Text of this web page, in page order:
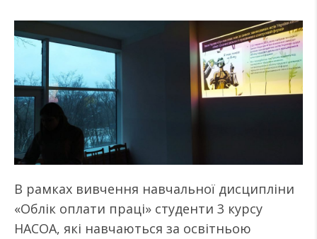
В рамках вивчення навчальної дисципліни
«Облік оплати праці» студенти 3 курсу
НАСОА, які навчаються за освітньою